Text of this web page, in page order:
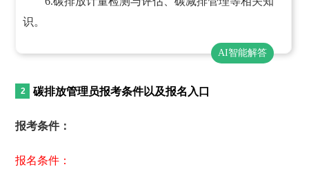
AI智能解答
识。
碳排放管理员报考条件以及报名入口
报考条件：
报名条件：